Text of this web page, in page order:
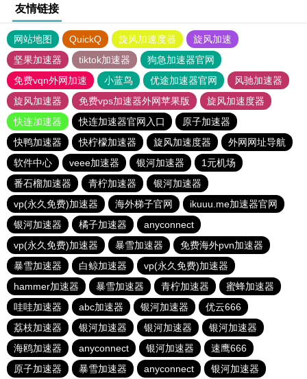
友情链接
网站地图 QuickQ 旋风加速度器
旋风加速
坚果加速器
tiktok加速器
狗急加速器官网
免费vqn外网加速
小蓝鸟 优途加速器官网
风驰加速器
旋风加速器
免费vps加速器外网苹果版
旋风加速度器
快连加速器
快连加速器官网入口
原子加速器
快鸭加速器
快柠檬加速器 旋风加速度器
外网网址导航
软件中心
veee加速器 银河加速器
1元机场
番石榴加速器
青柠加速器
银河加速器
vp(永久免费)加速器
海外梯子官网
ikuuu.me加速器官网
银河加速器
橘子加速器
anyconnect
vp(永久免费)加速器
暴雪加速器
免费海外pvn加速器
暴雪加速器
白鲸加速器
vp(永久免费)加速器
hammer加速器
暴雪加速器 青柠加速器
蜜蜂加速器
哇哇加速器
abc加速器 银河加速器
优云666
荔枝加速器
银河加速器 银河加速器
银河加速器
海鸥加速器
anyconnect 银河加速器
速鹰666
原子加速器
暴雪加速器 anyconnect 银河加速器